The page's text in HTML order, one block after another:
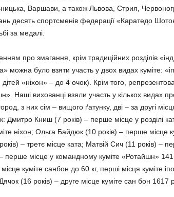
Варшави, а також Львова, Стрия,
десять спортсменів федерації «Каратедо
за медалі.
про змагання, крім традиційних розділів
можна було взяти участь у двох видах куміте:
«ніхон» – до 4 очок). Крім того,
Наші вихованці взяли участь у кількох видах
з них сім – вищого ґатунку, дві – за другі
Дмитро Книш (7 років) – перше місце у розділі
ніхон; Ольга Байдюк (10 років) – перше місце
– третє місце ката; Матвій Сич (11 років) –
перше місце у командному куміте «Ротайшн»
куміте санбон до 60 кг, перші місця куміте
(16 років) – друге місце куміте сан бон 1617